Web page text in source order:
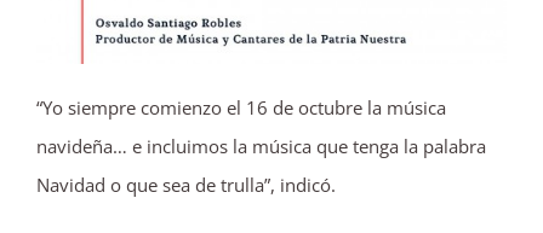
“Yo siempre comienzo el 16 de octubre la música
navideña… e incluimos la música que tenga la palabra
Navidad o que sea de trulla”, indicó.